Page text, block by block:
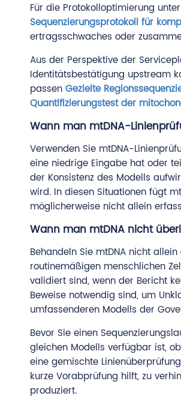
Für die Protokolloptimierung
Sequenzierungsprotokoll für
ertragsschwaches oder
Aus der Perspektive der
Identitätsbestätigung upstream
passen Gezielte
Quantifizierungstest der
Wann man mtDNA-
Verwenden Sie mtDNA-
eine niedrige Eingabe hat oder
der Konsistenz des Modells
wird. In diesen Situationen fügt
möglicherweise nicht allein
Wann man mtDNA nicht
Behandeln Sie mtDNA nicht
routinemäßigen menschlichen
validiert sind, wenn der Bericht
Beweise notwendig sind, um
umfassenderen Modells der
Bevor Sie einen
gleichen Modells verfügbar ist,
eine gemischte
kurze Vorabprüfung hilft, zu
produziert.